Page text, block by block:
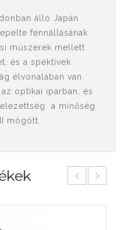
álló Japán
fennállásának
műszerek mellett
és a spektívek
élvonalában van.
optikai iparban, és
a minőség
mögött.